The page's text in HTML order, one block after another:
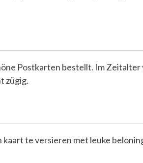
Postkarten bestellt. Im
zügig.
te versieren met leuke